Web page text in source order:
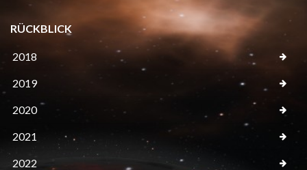
RÜCKBLICK
2018
2019
2020
2021
2022